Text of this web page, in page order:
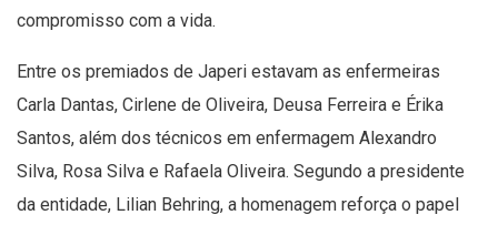
compromisso com a vida.
Entre os premiados de Japeri estavam as enfermeiras
Carla Dantas, Cirlene de Oliveira, Deusa Ferreira e Érika
Santos, além dos técnicos em enfermagem Alexandro
Silva, Rosa Silva e Rafaela Oliveira. Segundo a presidente
da entidade, Lilian Behring, a homenagem reforça o papel